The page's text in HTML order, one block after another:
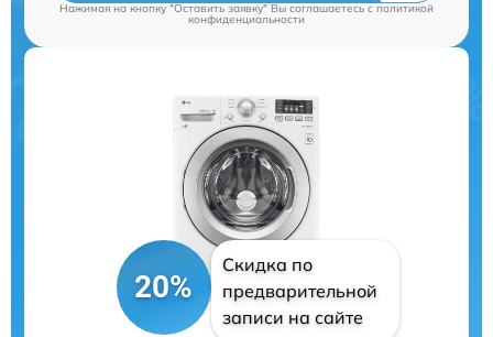
Нажимая на кнопку "Оставить заявку" Вы соглашаетесь c политикой
конфиденциальности
20%
Скидка по
предварительной
записи на сайте